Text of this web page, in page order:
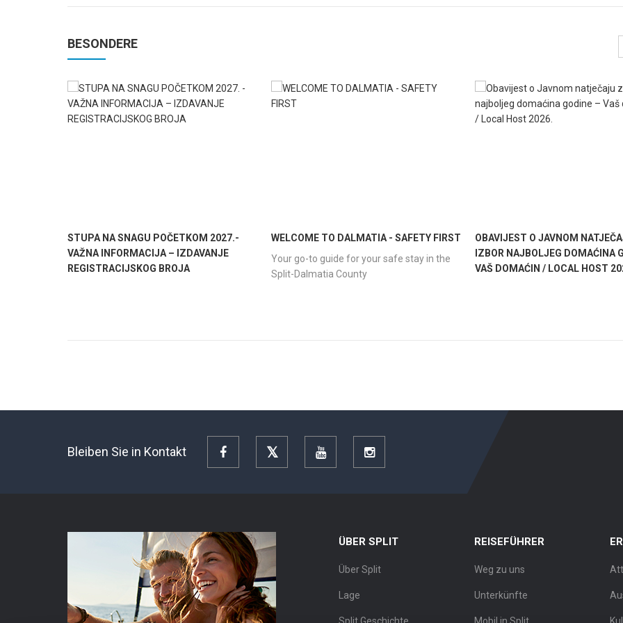
BESONDERE
STUPA NA SNAGU POČETKOM 2027.-
VAŽNA INFORMACIJA – IZDAVANJE
REGISTRACIJSKOG BROJA
WELCOME TO DALMATIA - SAFETY FIRST
Your go-to guide for your safe stay in the
Split-Dalmatia County
OBAVIJEST O JAVNOM
IZBOR NAJBOLJEG DOMAĆINA
VAŠ DOMAĆIN / LOCAL HOST
Bleiben Sie in Kontakt Facebook YouTube Instagram
ÜBER SPLIT
Über Split
Lage
REISEFÜHRER
Weg zu uns
Unterkünfte